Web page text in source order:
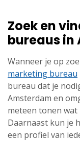
Zoek en
bureaus in
Wanneer je op
marketing bureau
bureau dat je
Amsterdam en
meteen tonen wat
Daarnaast kun je
een profiel van